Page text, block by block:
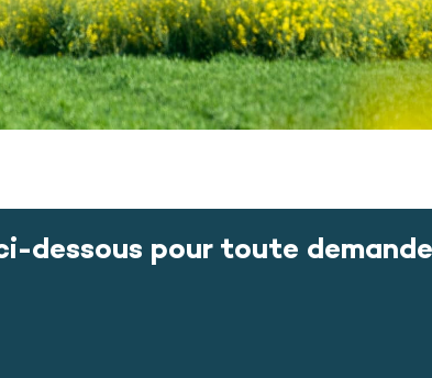
dessous pour toute